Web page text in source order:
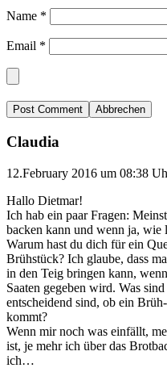
Name *
Email *
Abbrechen
Claudia
12.February 2016 um 08:38
Hallo Dietmar!
Ich hab ein paar Fragen:
backen kann und wenn ja, wie
Warum hast du dich für ein
Brühstück? Ich glaube, dass
in den Teig bringen kann,
Saaten gegeben wird. Was
entscheidend sind, ob ein
kommt?
Wenn mir noch was einfällt,
ist, je mehr ich über das
ich…